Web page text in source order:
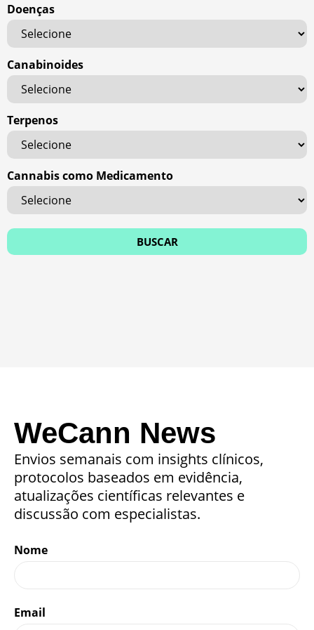
Doenças
Canabinoides
Terpenos
Cannabis como Medicamento
WeCann News
Envios semanais com insights clínicos,
protocolos baseados em evidência,
atualizações científicas relevantes e
discussão com especialistas.
Nome
Email